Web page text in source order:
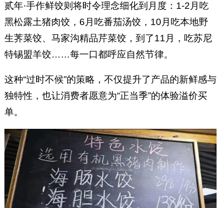
贰年·手作鲜饺则将时令理念细化到月度：1-2月吃
黑松露土猪肉饺，6月吃番茄汤饺，10月吃本地野
生荠菜饺、马家沟精品芹菜饺，到了11月，吃苏尼
特锡盟羊饺……每一口都呼应自然节律。
这种“过时不候”的策略，不仅提升了产品的新鲜感与
独特性，也让消费者愿意为“正当季”的体验溢价买
单。